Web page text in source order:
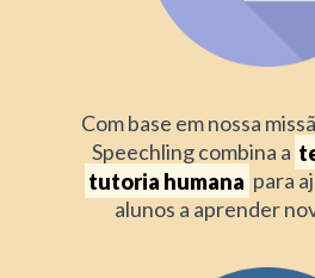
Com base em nossa
Speechling combina a
tutoria humana para
alunos a aprender